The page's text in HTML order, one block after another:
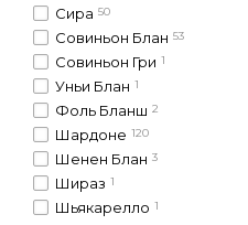
Сира 50
Совиньон Блан 53
Совиньон Гри 1
Уньи Блан 1
Фоль Бланш 2
Шардоне 120
Шенен Блан 3
Шираз 1
Шьякарелло 1